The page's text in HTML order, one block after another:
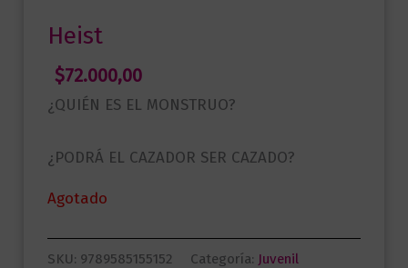
Heist
$72.000,00
¿QUIÉN ES EL MONSTRUO?
¿PODRÁ EL CAZADOR SER CAZADO?
Agotado
SKU: 9789585155152 Categoría: Juvenil